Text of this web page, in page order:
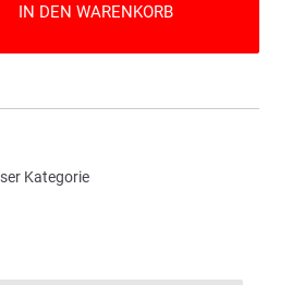
IN DEN WARENKORB
Kategorie